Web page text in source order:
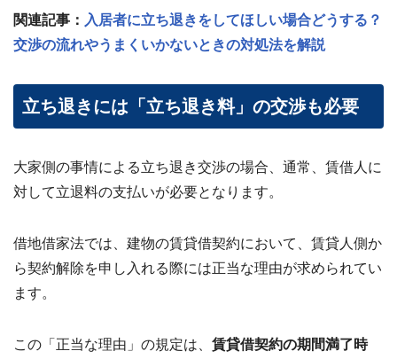
返
信
✉
無料
定・
メー
ォー
ら ›
📞
お電
0120-
関連記事： 入居者に立ち退きをしてほしい場合どうする？
交渉の流れやうまくいかないときの対処法を解説
立ち退きには「立ち退き料」の交渉も必要
大家側の事情による立ち退き交渉の場合、通常、賃借人に
対して立退料の支払いが必要となります。
借地借家法では、建物の賃貸借契約において、賃貸人側か
ら契約解除を申し入れる際には正当な理由が求められてい
ます。
この「正当な理由」の規定は、 賃貸借契約の期間満了時